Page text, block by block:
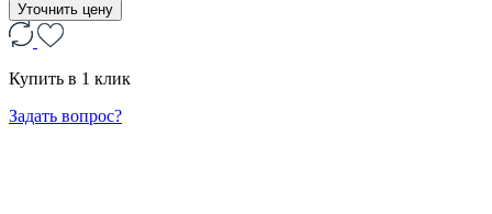
Уточнить цену
Купить в 1 клик
Задать вопрос?